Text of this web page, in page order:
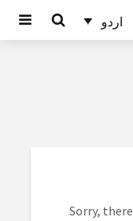
اردو
Sorry,